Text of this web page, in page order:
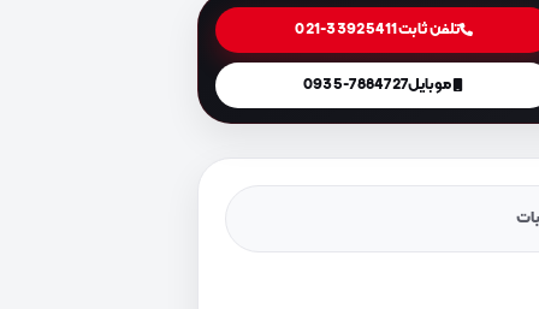
تلفن ثابت021-33925411
موبایل0935-7884727